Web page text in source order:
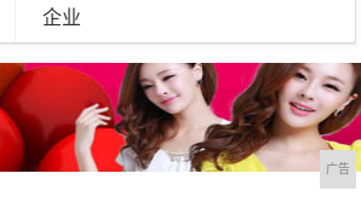
企业
广告